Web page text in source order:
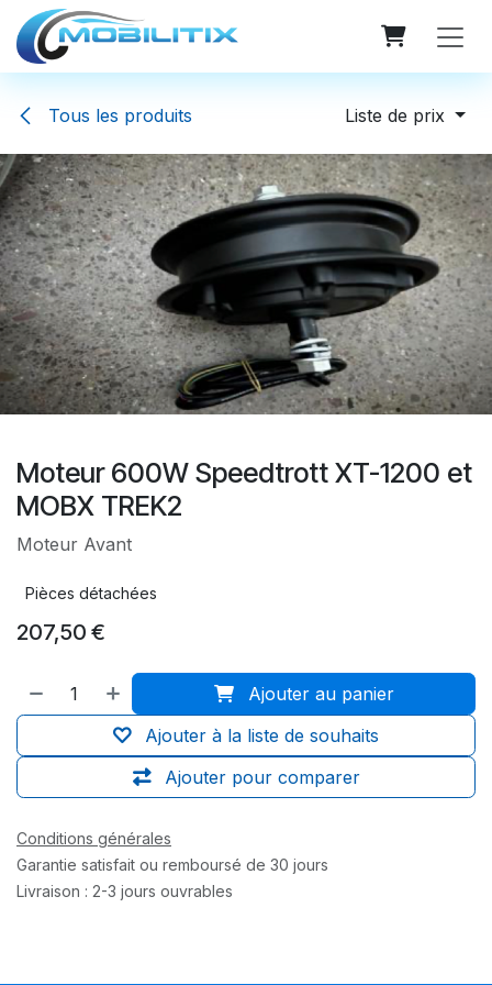
Se rendre au contenu
Tous les produits Liste de prix
Moteur 600W Speedtrott XT-1200 et
MOBX TREK2
Moteur Avant
Pièces détachées
207,50 €
Ajouter au panier
Ajouter pour comparer
Ajouter à la liste de souhaits
Conditions générales
Garantie satisfait ou remboursé de 30 jours
Livraison : 2-3 jours ouvrables